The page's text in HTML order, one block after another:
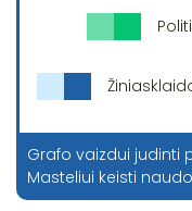
Grafo vaizdui judinti
Masteliui keisti